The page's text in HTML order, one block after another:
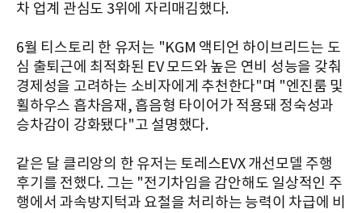
차 업계 관심도 3위에 자리매김했다.
6월 티스토리 한 유저는 "KGM 액티언 하이브리드는 도
심 출퇴근에 최적화된 EV 모드와 높은 연비 성능을 갖춰
경제성을 고려하는 소비자에게 추천한다"며 "엔진룸 및
휠하우스 흡차음재, 흡음형 타이어가 적용돼 정숙성과
승차감이 강화됐다"고 설명했다.
같은 달 클리앙의 한 유저는 토레스EVX 개선모델 주행
후기를 전했다. 그는 "전기차임을 감안해도 일상적인 주
행에서 과속방지턱과 요철을 처리하는 능력이 차급에 비